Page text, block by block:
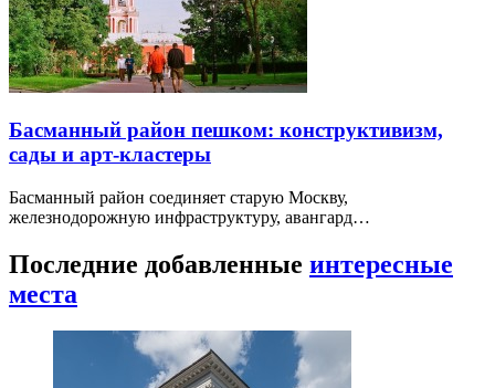
Басманный район пешком: конструктивизм,
сады и арт-кластеры
Басманный район соединяет старую Москву,
железнодорожную инфраструктуру, авангард…
Последние добавленные интересные
места